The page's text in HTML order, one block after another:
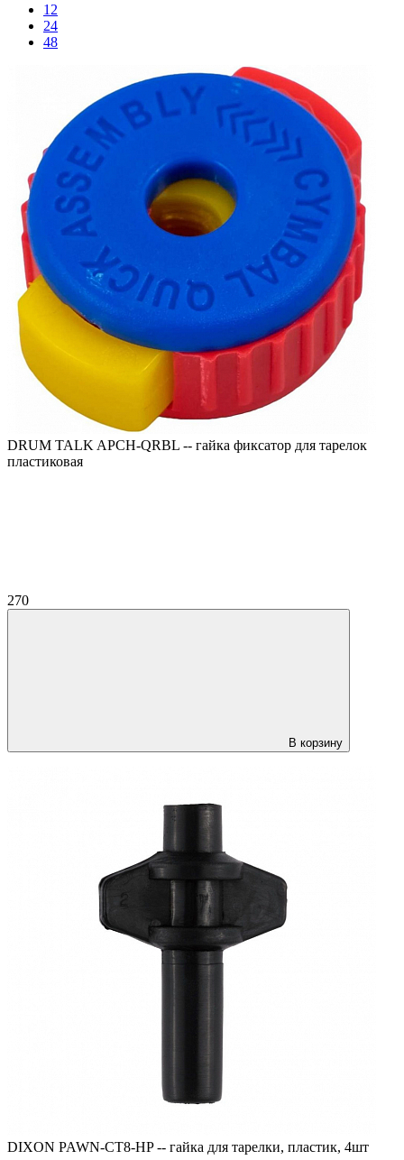
12
24
48
DRUM TALK APCH-QRBL -- гайка фиксатор для тарелок
пластиковая
270
В корзину
DIXON PAWN-CT8-HP -- гайка для тарелки, пластик, 4шт